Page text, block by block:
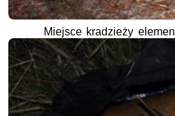
Miejsce kradzieży